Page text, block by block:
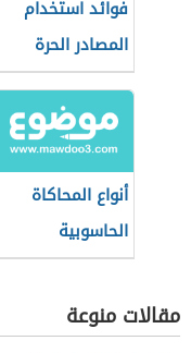
فوائد استخدام
المصادر الحرة
أنواع المحاكاة
الحاسوبية
مقالات منوعة